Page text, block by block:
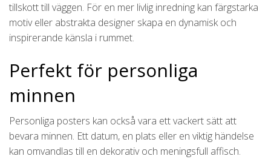
tillskott till väggen. För en mer livlig inredning kan färgstarka
motiv eller abstrakta designer skapa en dynamisk och
inspirerande känsla i rummet.
Perfekt för personliga
minnen
Personliga posters kan också vara ett vackert sätt att
bevara minnen. Ett datum, en plats eller en viktig händelse
kan omvandlas till en dekorativ och meningsfull affisch.